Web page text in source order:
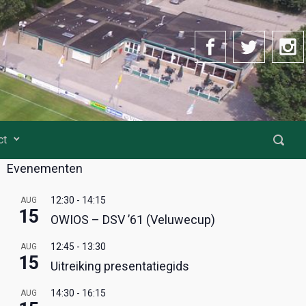
Evenementen
AUG
15
12:30 - 14:15
OWIOS – DSV ’61 (Veluwecup)
AUG
15
12:45 - 13:30
Uitreiking presentatiegids
AUG 14:30 - 16:15